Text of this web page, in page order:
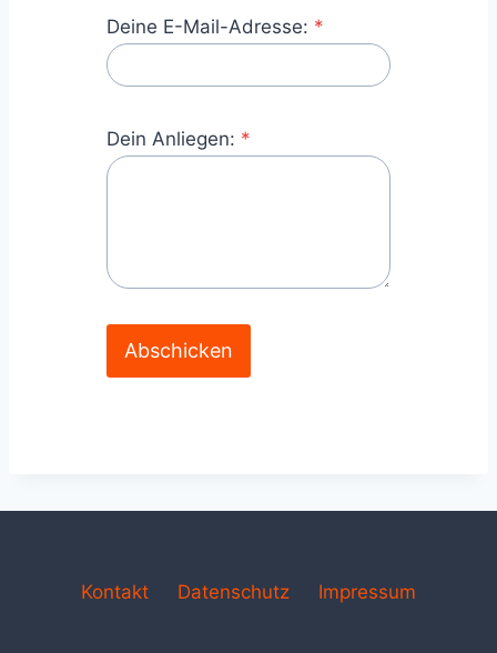
Deine E-Mail-Adresse: *
Dein Anliegen: *
Abschicken
Kontakt Datenschutz Impressum